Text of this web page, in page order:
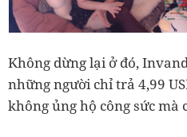
Không dừng lại ở đó,
những người chỉ trả 4,99
không ủng hộ công sức mà